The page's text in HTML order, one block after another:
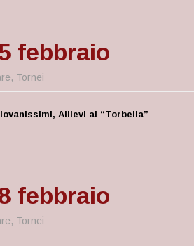
febbraio
, Tornei
Allievi al “Torbella”
febbraio
, Tornei